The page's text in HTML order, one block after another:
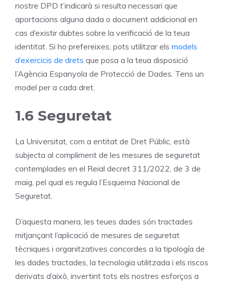
nostre DPD t’indicarà si resulta necessari que
aportacions alguna dada o document addicional en
cas d’existir dubtes sobre la verificació de la teua
identitat. Si ho prefereixes, pots utilitzar els models
d’exercicis de drets que posa a la teua disposició
l’Agència Espanyola de Protecció de Dades. Tens un
model per a cada dret.
1.6 Seguretat
La Universitat, com a entitat de Dret Públic, està
subjecta al compliment de les mesures de seguretat
contemplades en el Reial decret 311/2022, de 3 de
maig, pel qual es regula l’Esquema Nacional de
Seguretat.
D’aquesta manera, les teues dades són tractades
mitjançant l’aplicació de mesures de seguretat
tècniques i organitzatives concordes a la tipología de
les dades tractades, la tecnologia utilitzada i els riscos
derivats d’això, invertint tots els nostres esforços a